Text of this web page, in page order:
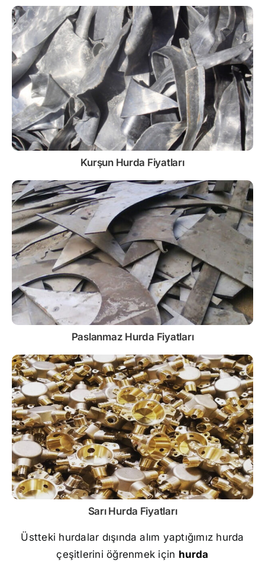
Kurşun Hurda Fiyatları
Paslanmaz Hurda Fiyatları
Sarı Hurda Fiyatları
Üstteki hurdalar dışında alım yaptığımız hurda
çeşitlerini öğrenmek için hurda